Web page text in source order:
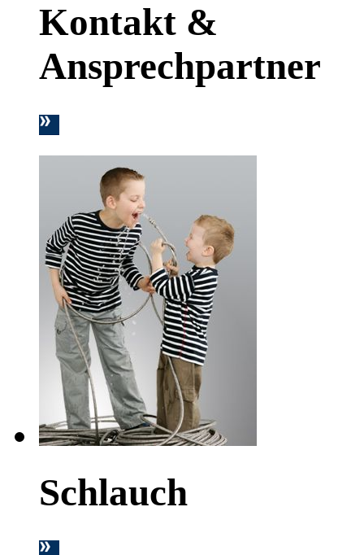
Kontakt &
Ansprechpartner
Schlauch